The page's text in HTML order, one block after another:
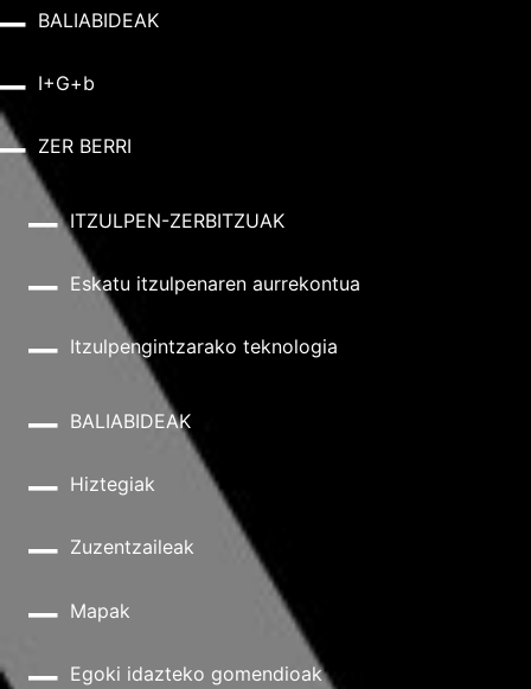
BALIABIDEAK
I+G+b
ZER BERRI
ITZULPEN-ZERBITZUAK
Eskatu itzulpenaren aurrekontua
Itzulpengintzarako teknologia
BALIABIDEAK
Hiztegiak
Zuzentzaileak
Mapak
Egoki idazteko gomendioak